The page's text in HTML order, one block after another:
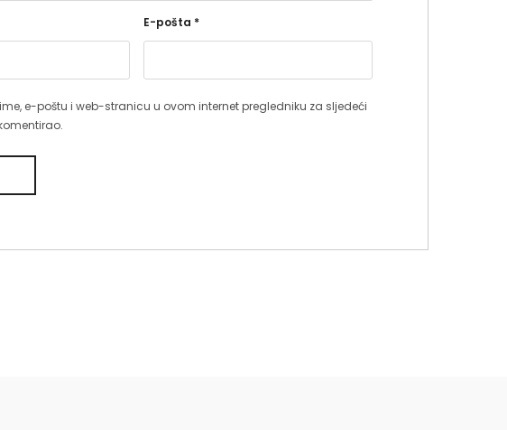
E-pošta *
e-poštu i web-stranicu u ovom internet pregledniku za sljedeći